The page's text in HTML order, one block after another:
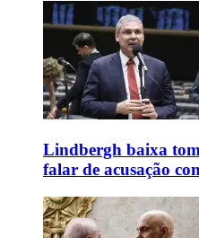
Lindbergh baixa
falar de acusação